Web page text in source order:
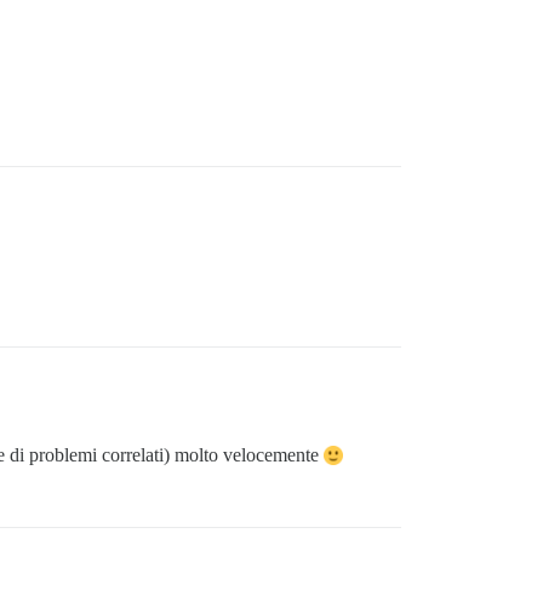
di problemi correlati) molto velocemente